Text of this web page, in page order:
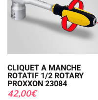
CLIQUET A MANCHE
ROTATIF 1/2 ROTARY
PROXXON 23084
42,00€